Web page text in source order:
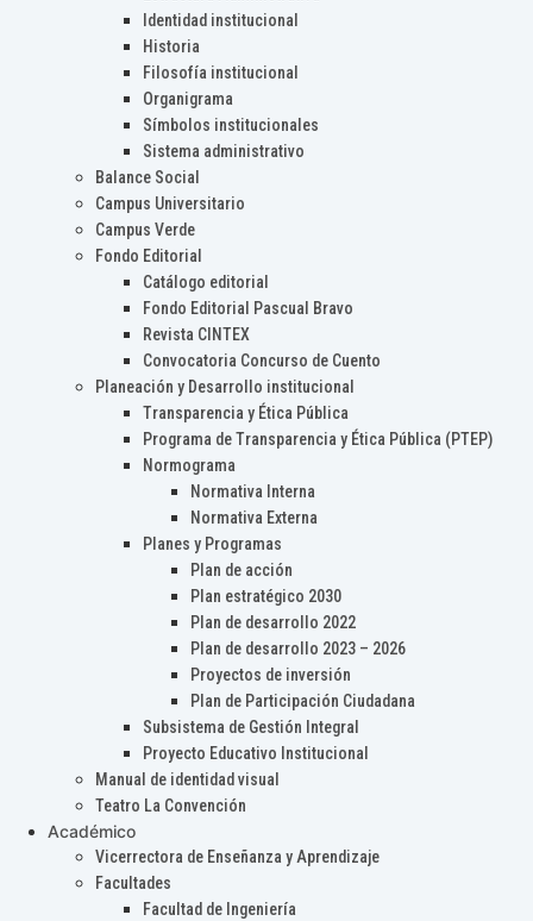
Identidad institucional
Historia
Filosofía institucional
Organigrama
Símbolos institucionales
Sistema administrativo
Balance Social
Campus Universitario
Campus Verde
Fondo Editorial
Catálogo editorial
Fondo Editorial Pascual Bravo
Revista CINTEX
Convocatoria Concurso de Cuento
Planeación y Desarrollo institucional
Transparencia y Ética Pública
Programa de Transparencia y Ética Pública (PTEP)
Normograma
Normativa Interna
Normativa Externa
Planes y Programas
Plan de acción
Plan estratégico 2030
Plan de desarrollo 2022
Plan de desarrollo 2023 – 2026
Proyectos de inversión
Plan de Participación Ciudadana
Subsistema de Gestión Integral
Proyecto Educativo Institucional
Manual de identidad visual
Teatro La Convención
Académico
Vicerrectora de Enseñanza y Aprendizaje
Facultades
Facultad de Ingeniería